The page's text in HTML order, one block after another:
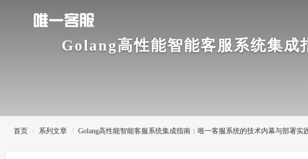
Golang高性能智能客服系统集成
首页 系列文章 Golang高性能智能客服系统集成指南：唯一客服系统的技术内幕与部署实